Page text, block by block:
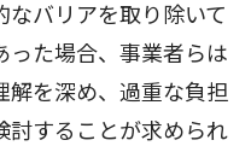
なバリアを取り除いて
った場合、事業者らは
解を深め、過重な負担
討することが求められ